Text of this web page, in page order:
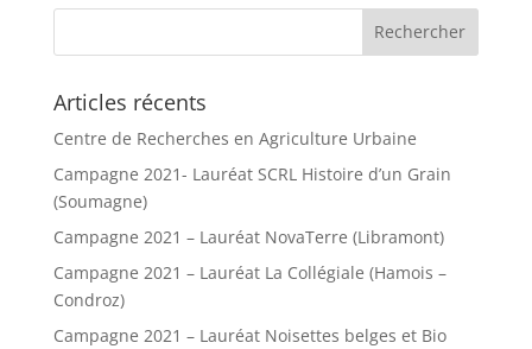
Articles récents
Centre de Recherches en Agriculture Urbaine
Campagne 2021- Lauréat SCRL Histoire d’un Grain
(Soumagne)
Campagne 2021 – Lauréat NovaTerre (Libramont)
Campagne 2021 – Lauréat La Collégiale (Hamois –
Condroz)
Campagne 2021 – Lauréat Noisettes belges et Bio